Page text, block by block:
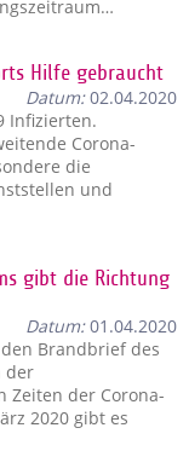
Hilfe gebraucht
Datum:02.04.2020
Infizierten.
Corona-
die
und
gibt die Richtung
Datum:01.04.2020
Brandbrief des
der
Zeiten der Corona-
2020 gibt es